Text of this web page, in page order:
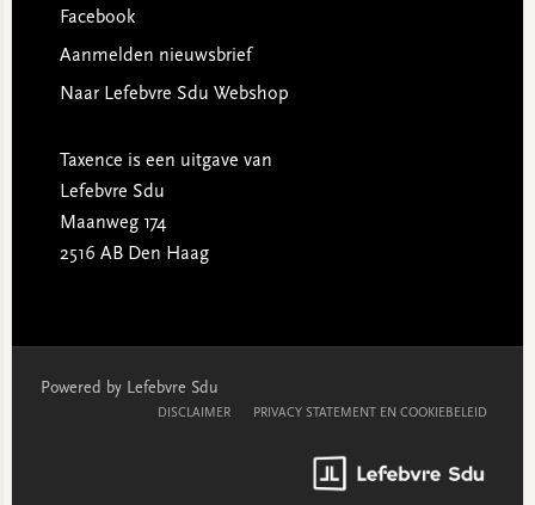
Facebook
Aanmelden nieuwsbrief
Naar Lefebvre Sdu Webshop
Taxence is een uitgave van
Lefebvre Sdu
Maanweg 174
2516 AB Den Haag
Powered by Lefebvre Sdu
DISCLAIMER PRIVACY STATEMENT EN COOKIEBELEID